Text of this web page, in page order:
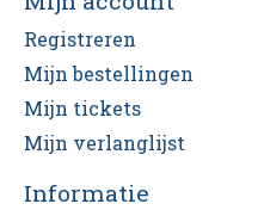
Registreren
Mijn bestellingen
Mijn tickets
Mijn verlanglijst
Informatie